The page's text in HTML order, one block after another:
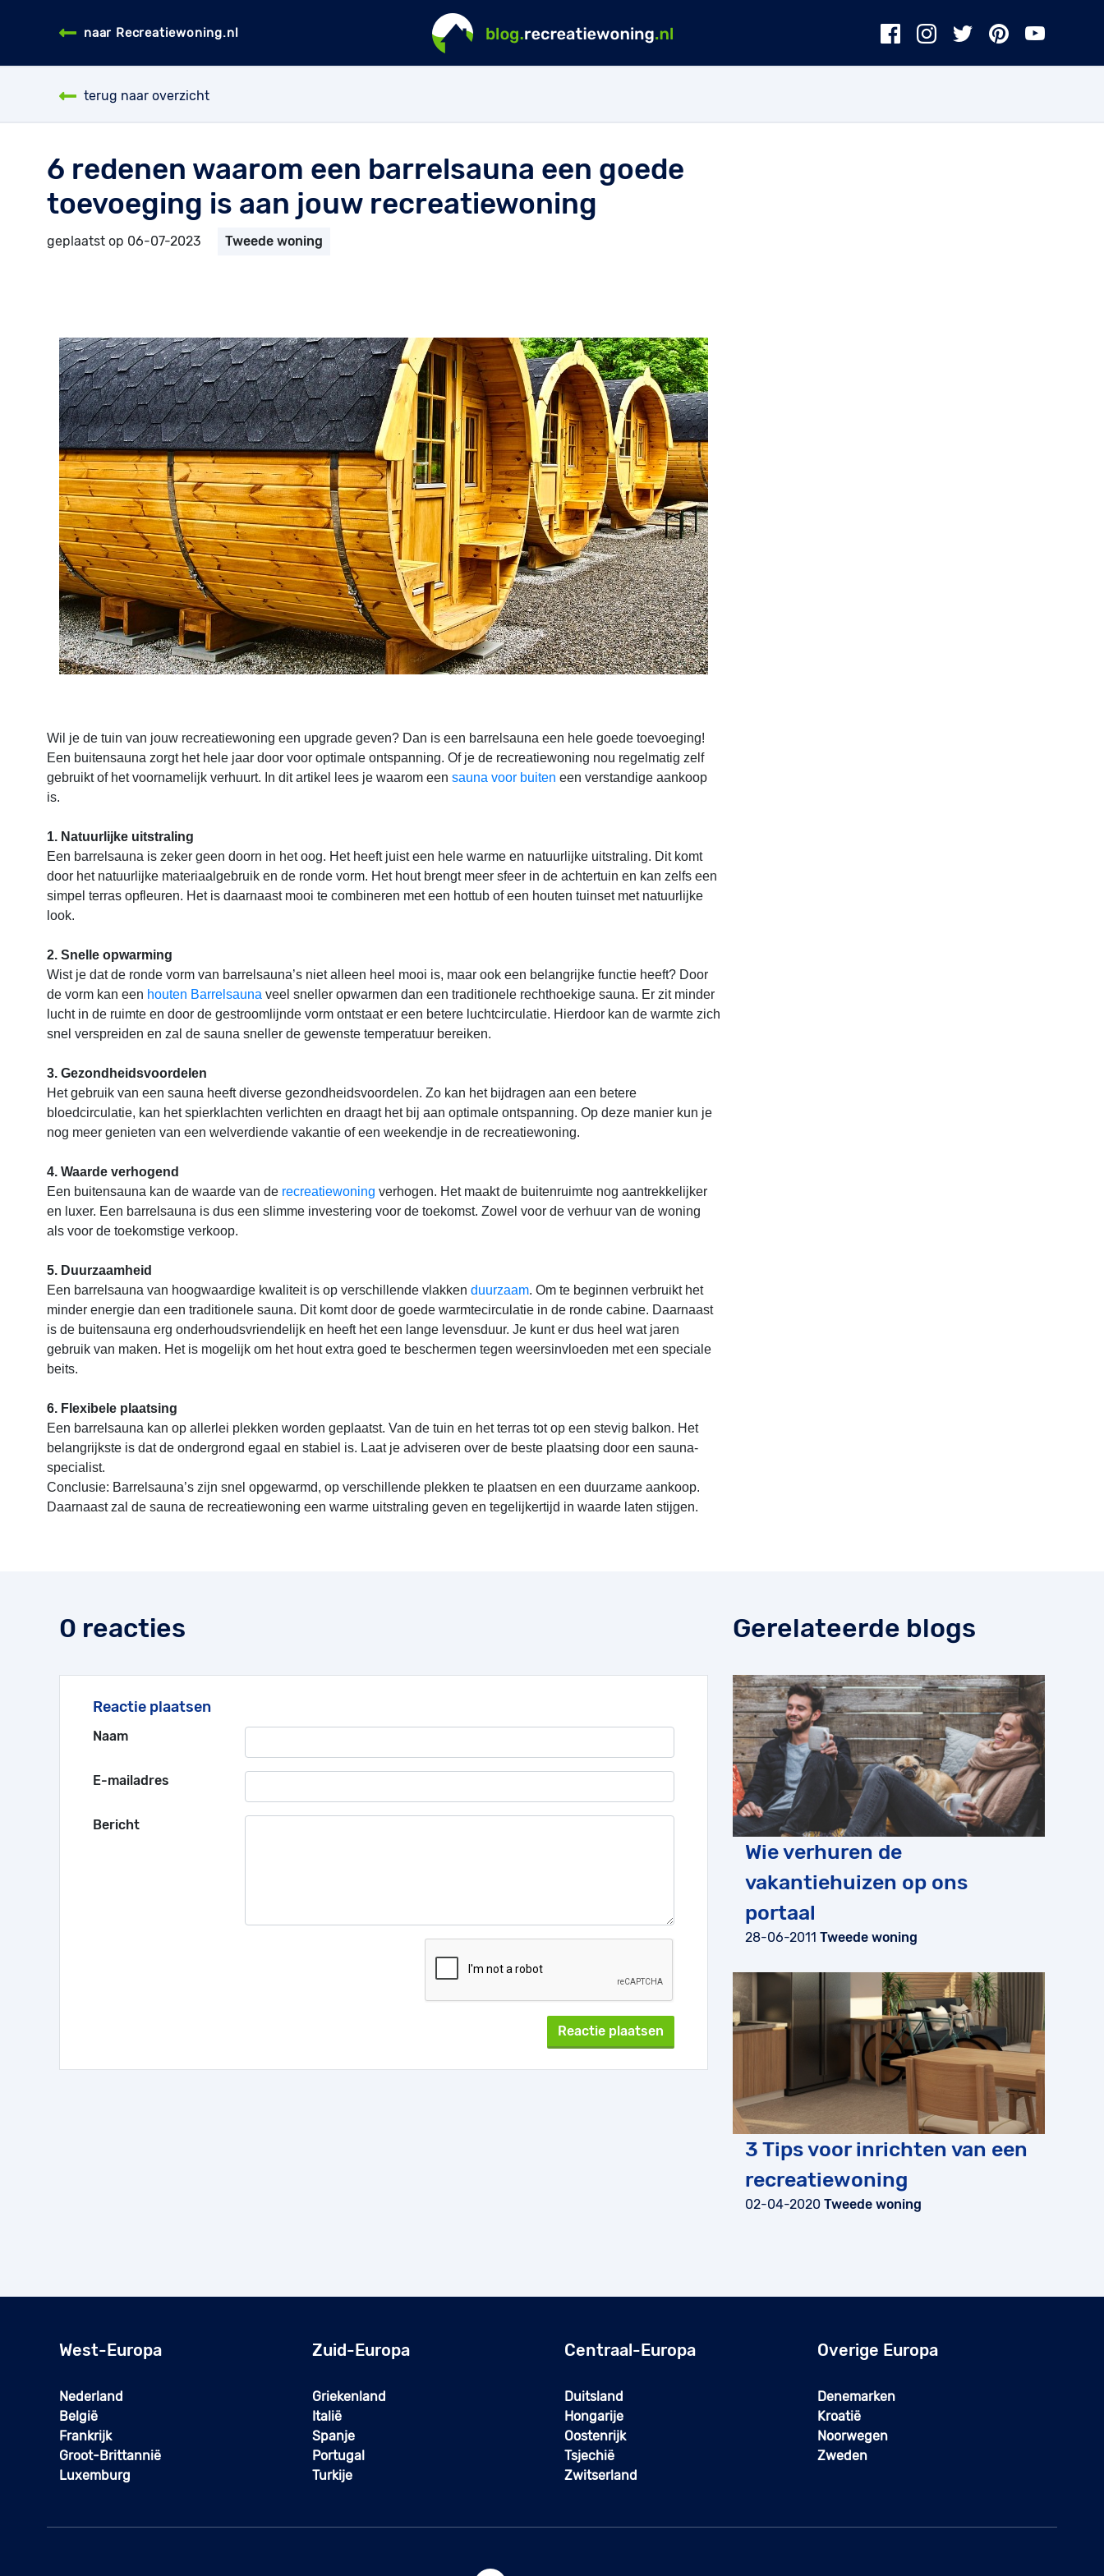
naar Recreatiewoning.nl
terug naar overzicht
6 redenen waarom een barrelsauna een goede
toevoeging is aan jouw recreatiewoning
geplaatst op 06-07-2023 Tweede woning
Wil je de tuin van jouw recreatiewoning een upgrade geven? Dan is een barrelsauna een hele goede toevoeging!
Een buitensauna zorgt het hele jaar door voor optimale ontspanning. Of je de recreatiewoning nou regelmatig zelf
gebruikt of het voornamelijk verhuurt. In dit artikel lees je waarom een sauna voor buiten een verstandige aankoop
is.
1. Natuurlijke uitstraling
Een barrelsauna is zeker geen doorn in het oog. Het heeft juist een hele warme en natuurlijke uitstraling. Dit komt
door het natuurlijke materiaalgebruik en de ronde vorm. Het hout brengt meer sfeer in de achtertuin en kan zelfs een
simpel terras opfleuren. Het is daarnaast mooi te combineren met een hottub of een houten tuinset met natuurlijke
look.
2. Snelle opwarming
Wist je dat de ronde vorm van barrelsauna’s niet alleen heel mooi is, maar ook een belangrijke functie heeft? Door
de vorm kan een houten Barrelsauna veel sneller opwarmen dan een traditionele rechthoekige sauna. Er zit minder
lucht in de ruimte en door de gestroomlijnde vorm ontstaat er een betere luchtcirculatie. Hierdoor kan de warmte zich
snel verspreiden en zal de sauna sneller de gewenste temperatuur bereiken.
3. Gezondheidsvoordelen
Het gebruik van een sauna heeft diverse gezondheidsvoordelen. Zo kan het bijdragen aan een betere
bloedcirculatie, kan het spierklachten verlichten en draagt het bij aan optimale ontspanning. Op deze manier kun je
nog meer genieten van een welverdiende vakantie of een weekendje in de recreatiewoning.
4. Waarde verhogend
Een buitensauna kan de waarde van de recreatiewoning verhogen. Het maakt de buitenruimte nog aantrekkelijker
en luxer. Een barrelsauna is dus een slimme investering voor de toekomst. Zowel voor de verhuur van de woning
als voor de toekomstige verkoop.
5. Duurzaamheid
Een barrelsauna van hoogwaardige kwaliteit is op verschillende vlakken duurzaam. Om te beginnen verbruikt het
minder energie dan een traditionele sauna. Dit komt door de goede warmtecirculatie in de ronde cabine. Daarnaast
is de buitensauna erg onderhoudsvriendelijk en heeft het een lange levensduur. Je kunt er dus heel wat jaren
gebruik van maken. Het is mogelijk om het hout extra goed te beschermen tegen weersinvloeden met een speciale
beits.
6. Flexibele plaatsing
Een barrelsauna kan op allerlei plekken worden geplaatst. Van de tuin en het terras tot op een stevig balkon. Het
belangrijkste is dat de ondergrond egaal en stabiel is. Laat je adviseren over de beste plaatsing door een sauna-
specialist.
Conclusie: Barrelsauna’s zijn snel opgewarmd, op verschillende plekken te plaatsen en een duurzame aankoop.
Daarnaast zal de sauna de recreatiewoning een warme uitstraling geven en tegelijkertijd in waarde laten stijgen.
0 reacties
Reactie plaatsen
Naam
E-mailadres
Bericht
Gerelateerde blogs
Wie verhuren de
vakantiehuizen op ons
portaal
28-06-2011 Tweede woning
3 Tips voor inrichten van een
recreatiewoning
02-04-2020 Tweede woning
West-Europa
Nederland
België
Frankrijk
Groot-Brittannië
Luxemburg
Zuid-Europa
Griekenland
Italië
Spanje
Portugal
Turkije
Centraal-Europa
Duitsland
Hongarije
Oostenrijk
Tsjechië
Zwitserland
Overige Europa
Denemarken
Kroatië
Noorwegen
Zweden